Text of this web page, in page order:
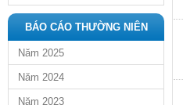
BÁO CÁO THƯỜNG NIÊN
Năm 2025
Năm 2024
Năm 2023